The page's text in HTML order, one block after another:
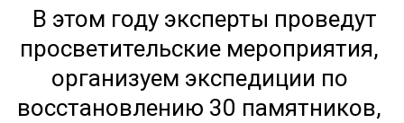
просветительские мероприятия,
организуем экспедиции по
восстановлению 30 памятников,